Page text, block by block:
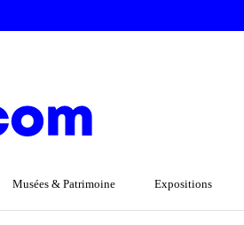
Musées & Patrimoine Expositions